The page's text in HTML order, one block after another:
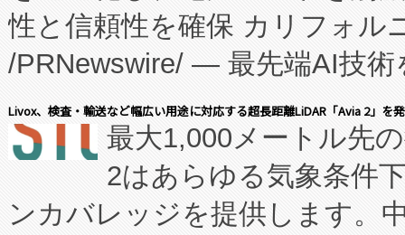
に、患者やサプライチェーン
キー方式で拡張性が高く、持
す。FCCM‑を活用した現地生
患者にとっての費用負担を大
のアクセスを大幅に拡大する
Fully-Connected Continuous
性と信頼性を確保 カリフォル
/PRNewswire/ — 最先端AI技術
会社エーアイ・アンド：本社
President原信平）と、エンタ
ードするVoltaiqは、日本にあ
ーエネルギー貯蔵システム（
Livox、検査・輸送など幅広い用途に対応する超長距離LiDAR「Avia 2」を
最大1,000メートル先
2はあらゆる気象条件
ンカバレッジを提供します。